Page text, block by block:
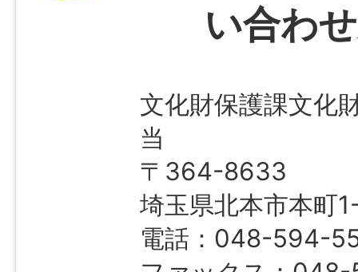
い合わ
文化財保護課文化
当
〒364-8633
埼玉県北本市本町
電話：048-594-